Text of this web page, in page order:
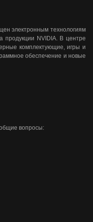
электронным технологиям
продукции NVIDIA. В центре
комплектующие, игры и
обеспечение и новые
вопросы: